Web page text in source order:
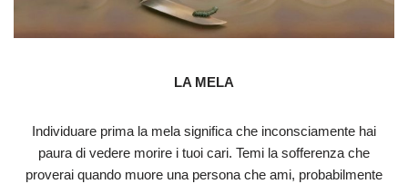
LA MELA
Individuare prima la mela significa che inconsciamente hai
paura di vedere morire i tuoi cari. Temi la sofferenza che
proverai quando muore una persona che ami, probabilmente